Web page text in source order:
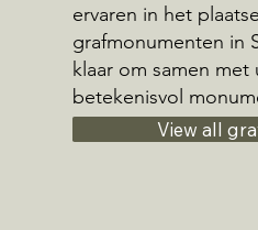
ervaren in het
grafmonumenten in
klaar om samen met
betekenisvol
View all